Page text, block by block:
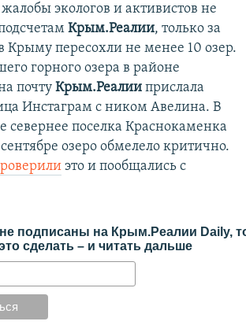
экологов и активистов не
Крым.Реалии, только за
Крыму пересохли не менее 10 озер.
горного озера в районе
почту Крым.Реалии прислала
Инстаграм с ником Авелина. В
севернее поселка Краснокаменка
озеро обмелело критично.
это и пообщались с
подписаны на Крым.Реалии Daily,
сделать – и читать дальше